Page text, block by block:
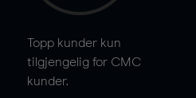
Topp kunder kun
tilgjengelig for CMC
kunder.